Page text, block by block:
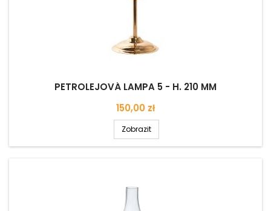
PETROLEJOVÁ LAMPA 5 - H. 210 MM
Cena
150,00 zł
Zobrazit